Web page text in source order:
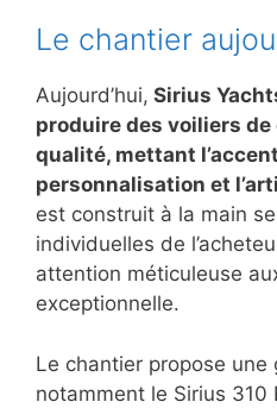
Le chantier
Aujourd’hui, Sirius
produire des voiliers
qualité, mettant
personnalisation et
est construit à la main
individuelles de
attention méticuleuse
exceptionnelle.
Le chantier propose une
notamment le Sirius 310